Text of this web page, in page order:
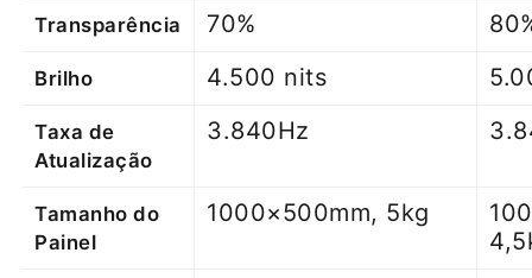
Transparência 70%
Brilho 4.500 nits
Taxa de
Atualização
3.840Hz
Tamanho do
Painel
1000×500mm, 5kg